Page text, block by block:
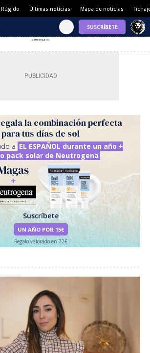
Rúgido Últimas noticias Mapa de noticias
la combinación perfecta
para tus días de sol
a EL ESPAÑOL durante un año +
pack solar de Neutrogena
Suscríbete
UN AÑO POR 15€
Regalo valorado en 72€